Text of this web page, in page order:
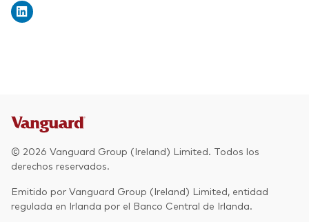
© 2026 Vanguard Group (Ireland) Limited. Todos los
derechos reservados.
Emitido por Vanguard Group (Ireland) Limited, entidad
regulada en Irlanda por el Banco Central de Irlanda.